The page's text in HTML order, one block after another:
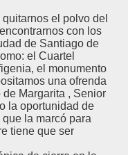
el polvo del
con los
de Santiago de
el Cuartel
el monumento
una ofrenda
Margarita , Senior
la oportunidad de
la marcó para
tiene que ser